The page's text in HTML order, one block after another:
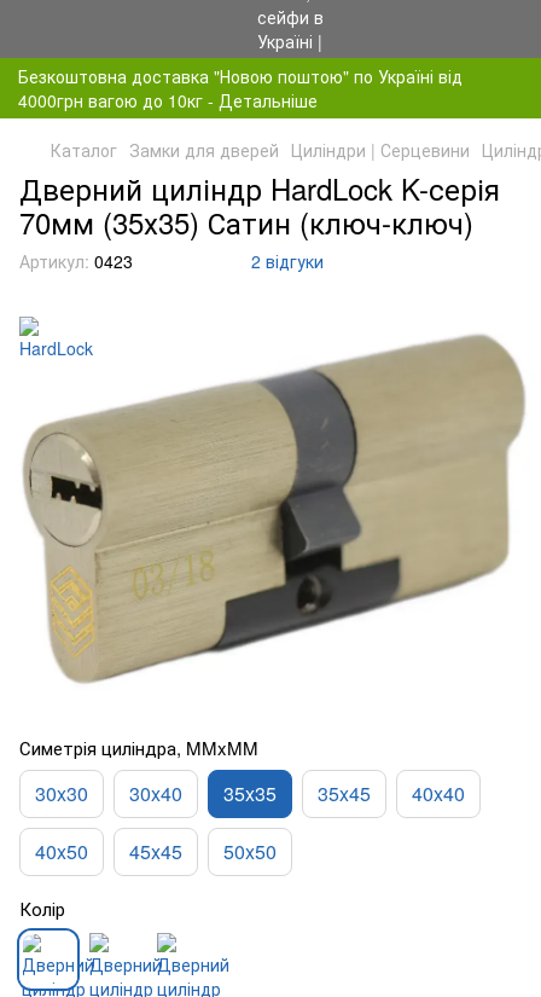
Безкоштовна доставка "Новою поштою" по Україні від
4000грн вагою до 10кг - Детальніше
Каталог Замки для дверей Циліндри | Серцевини
Дверний циліндр HardLock K-серія
70мм (35х35) Сатин (ключ-ключ)
Артикул: 0423 2 відгуки
Симетрія циліндра, MMxMM
30x30 30x40 35x35 35x45 40x40
40x50 45x45 50x50
Колір